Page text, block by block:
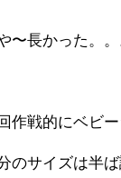
〜長かった。。
作戦的にベビ
のサイズは半